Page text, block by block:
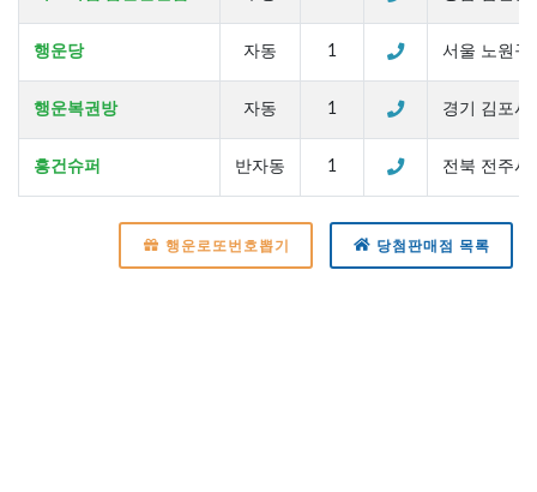
행운당 자동 1 서울 노원구
행운복권방 자동 1 경기 김포
흥건슈퍼 반자동 1 전북 전주
행운로또번호뽑기 당첨판매점 목록